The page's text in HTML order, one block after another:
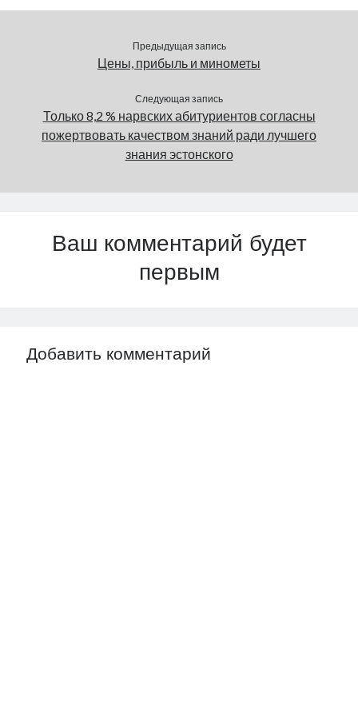
с кубинским щелезубом
на заставке, потому что
Предыдущая запись
Цены, прибыль и минометы
Следующая запись
Только 8,2 % нарвских абитуриентов согласны
пожертвовать качеством знаний ради лучшего
знания эстонского
Ваш комментарий будет
первым
Добавить комментарий